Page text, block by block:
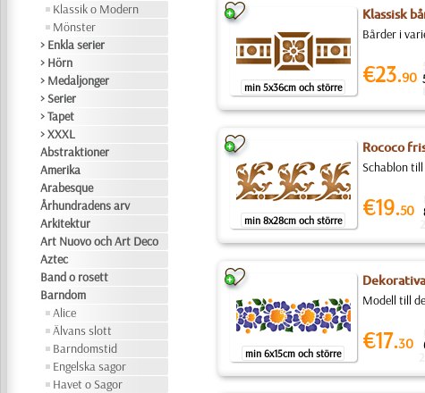
Klassik o Modern
Mönster
> Enkla serier
> Hörn
> Medaljonger
> Serier
> Tapet
> XXXL
Abstraktioner
Amerika
Arabesque
Århundradens arv
Arkitektur
Art Nuovo och Art Deco
Aztec
Band o rosett
Barndom
Alice
Älvans slott
Barndomstid
Engelska sagor
Havet o Sagor
min 5x36cm och större
Klassisk
Bårder i
€23.90
min 8x28cm och större
Rococo
Schablon
€19.50
min 6x15cm och större
Modell till
€17.30